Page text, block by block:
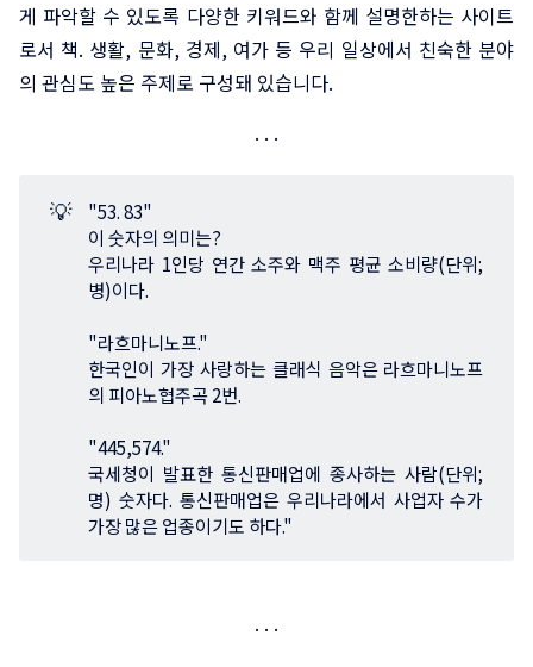
게 파악할 수 있도록 다양한 키워드와 함께 설명한하는 사이트
로서 책. 생활, 문화, 경제, 여가 등 우리 일상에서 친숙한 분야
의 관심도 높은 주제로 구성돼 있습니다.
💡
"53. 83"
이 숫자의 의미는?
우리나라 1인당 연간 소주와 맥주 평균 소비량(단위;
병)이다.
"라흐마니노프."
한국인이 가장 사랑하는 클래식 음악은 라흐마니노프
의 피아노협주곡 2번.
"445,574."
국세청이 발표한 통신판매업에 종사하는 사람(단위;
명) 숫자다. 통신판매업은 우리나라에서 사업자 수가
가장 많은 업종이기도 하다."